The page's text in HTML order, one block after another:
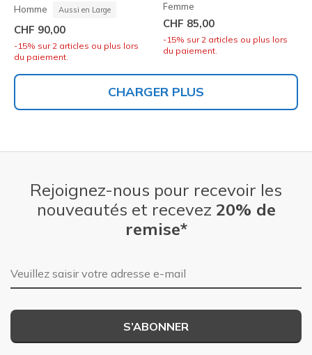
Homme Aussi en Large
CHF 90,00
-15% sur 2 articles ou plus lors
du paiement.
Femme
CHF 85,00
-15% sur 2 articles ou plus lors
du paiement.
CHARGER PLUS
Rejoignez-nous pour recevoir les
nouveautés et recevez 20% de
remise*
Adresse e-mail
S’ABONNER